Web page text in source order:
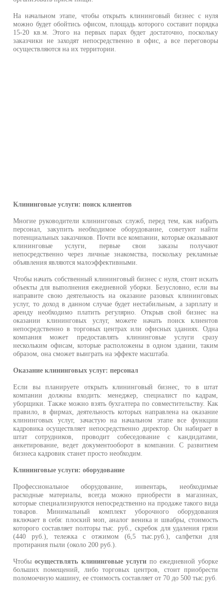
На начальном этапе, чтобы открыть клининговый бизнес с нуля
можно будет обойтись офисом, площадь которого составит порядка
15-20 кв.м. Этого на первых парах будет достаточно, поскольку
заказчики не заходят непосредственно в офис, а все переговоры
осуществляются на их территории.
Клининговые услуги: поиск клиентов
Многие руководители клининговых служб, перед тем, как набрать
персонал, закупить необходимое оборудование, советуют найти
потенциальных заказчиков. Почти все компании, которые оказывают
клининговые услуги, первые свои заказы получают
непосредственно через личные знакомства, поскольку рекламные
объявления являются малоэффективными.
Чтобы начать собственный клининговый бизнес с нуля, стоит искать
объекты для выполнения ежедневной уборки. Безусловно, если вы
направите свою деятельность на оказание разовых клининговых
услуг, то доход в данном случае будет нестабильным, а зарплату и
аренду необходимо платить регулярно. Открыв свой бизнес на
оказании клининговых услуг, можете начать поиск клиентов
непосредственно в торговых центрах или офисных зданиях. Одна
компания может предоставлять клининговые услуги сразу
нескольким офисам, которые расположены в одном здании, таким
образом, она сможет выиграть на эффекте масштаба.
Оказание клининговых услуг: персонал
Если вы планируете открыть клининговый бизнес, то в штат
компании должны входить: менеджер, специалист по кадрам,
уборщики. Также можно взять бухгалтера по совместительству. Как
правило, в фирмах, деятельность которых направлена на оказание
клининговых услуг, зачастую на начальном этапе все функции
кадровика осуществляет непосредственно директор. Он набирает в
штат сотрудников, проводит собеседование с кандидатами,
анкетирование, ведет документооборот в компании. С развитием
бизнеса кадровик станет просто необходим.
Клининговые услуги: оборудование
Профессиональное оборудование, инвентарь, необходимые
расходные материалы, всегда можно приобрести в магазинах,
которые специализируются непосредственно на продаже такого вида
товаров. Минимальный комплект уборочного оборудования
включает в себя: плоский моп, аналог веника и швабры, стоимость
которого составляет полторы тыс. руб., скребок для удаления грязи
(440 руб.), тележка с отжимом (6,5 тыс.руб.), салфетки для
протирания пыли (около 200 руб.).
Чтобыосуществлять клининговые услугипо ежедневной уборке
больших помещений, либо торговых центров, стоит приобрести
поломоечную машину, ее стоимость составляет от 70 до 500 тыс.руб.